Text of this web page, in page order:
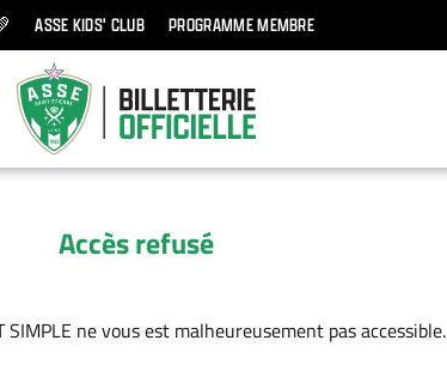
ASSE KIDS' CLUB PROGRAMME MEMBRE
Accès refusé
SIMPLE ne vous est malheureusement pas accessible.